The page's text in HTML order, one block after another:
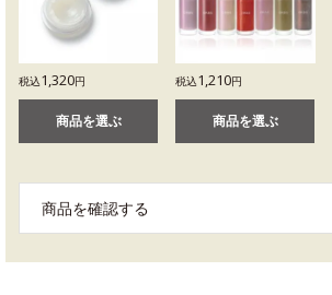
税込1,320円
商品を選ぶ
税込1,210円
商品を選ぶ
商品を確認する